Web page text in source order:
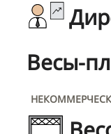
Весы-